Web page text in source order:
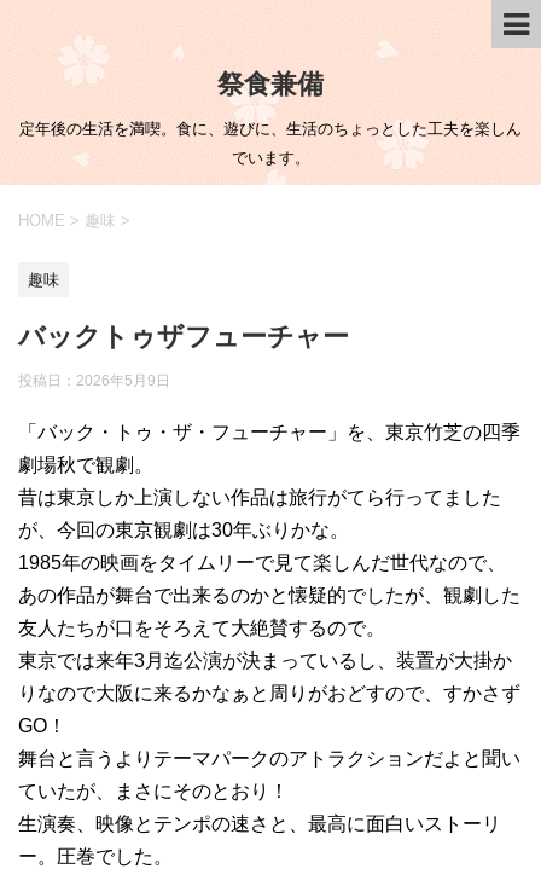
祭食兼備
定年後の生活を満喫。食に、遊びに、生活のちょっとした工夫を楽しん
でいます。
HOME > 趣味 >
趣味
バックトゥザフューチャー
投稿日： 2026年5月9日
「バック・トゥ・ザ・フューチャー」を、東京竹芝の四季
劇場秋で観劇。
昔は東京しか上演しない作品は旅行がてら行ってました
が、今回の東京観劇は30年ぶりかな。
1985年の映画をタイムリーで見て楽しんだ世代なので、
あの作品が舞台で出来るのかと懐疑的でしたが、観劇した
友人たちが口をそろえて大絶賛するので。
東京では来年3月迄公演が決まっているし、装置が大掛か
りなので大阪に来るかなぁと周りがおどすので、すかさず
GO！
舞台と言うよりテーマパークのアトラクションだよと聞い
ていたが、まさにそのとおり！
生演奏、映像とテンポの速さと、最高に面白いストーリ
ー。圧巻でした。